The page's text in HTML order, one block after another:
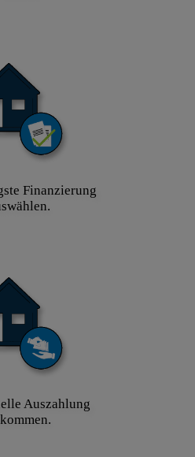
Finanzierung
Auszahlung